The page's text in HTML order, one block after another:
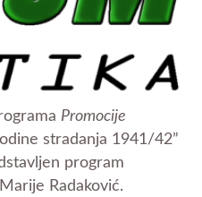
Promocije
stradanja 1941/42”
program
Radaković.